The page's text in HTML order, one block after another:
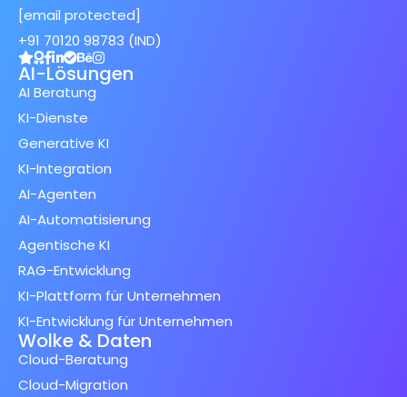
[email protected]
+91 70120 98783 (IND)
AI-Lösungen
AI Beratung
KI-Dienste
Generative KI
KI-Integration
AI-Agenten
AI-Automatisierung
Agentische KI
RAG-Entwicklung
KI-Plattform für Unternehmen
KI-Entwicklung für Unternehmen
Wolke & Daten
Cloud-Beratung
Cloud-Migration